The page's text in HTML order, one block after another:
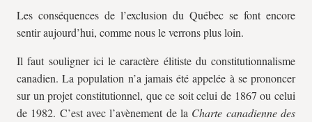
Les conséquences de l’exclusion du Québec se font encore
sentir aujourd’hui, comme nous le verrons plus loin.
Il faut souligner ici le caractère élitiste du constitutionnalisme
canadien. La population n’a jamais été appelée à se prononcer
sur un projet constitutionnel, que ce soit celui de 1867 ou celui
de 1982. C’est avec l’avènement de la Charte canadienne des